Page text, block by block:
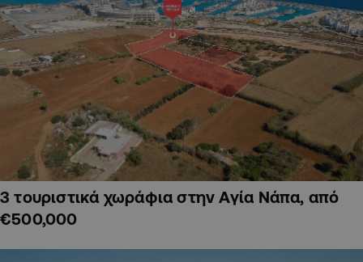
3 τουριστικά χωράφια στην Αγία Νάπα, από
€500,000